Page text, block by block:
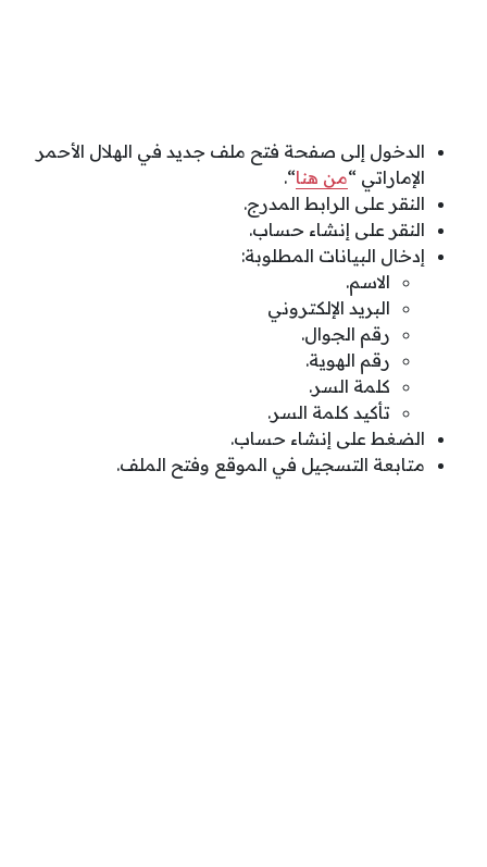
الدخول إلى صفحة فتح ملف جديد في الهلال الأحمر
الإماراتي “من هنا“.
النقر على الرابط المدرج.
النقر على إنشاء حساب.
إدخال البيانات المطلوبة:
الاسم.
البريد الإلكتروني
رقم الجوال.
رقم الهوية.
كلمة السر.
تأكيد كلمة السر.
الضغط على إنشاء حساب.
متابعة التسجيل في الموقع وفتح الملف.